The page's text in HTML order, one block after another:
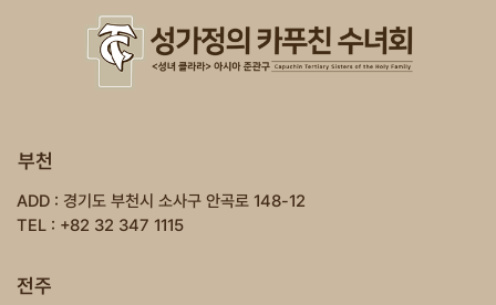
부천
ADD : 경기도 부천시 소사구 안곡로 148-12
TEL : +82 32 347 1115
전주